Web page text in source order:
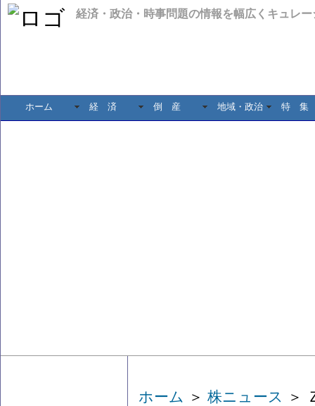
経済・政治・時事問題の情報を幅広くキュレ
ホーム 経 済 倒 産 地域・政治 特 集
ホーム ＞ 株ニュース ＞